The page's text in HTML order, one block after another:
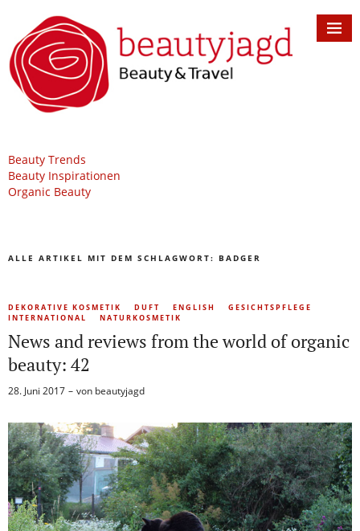
Beauty Trends
Beauty Inspirationen
Organic Beauty
ALLE ARTIKEL MIT DEM SCHLAGWORT: BADGER
DEKORATIVE KOSMETIK DUFT ENGLISH
GESICHTSPFLEGE
INTERNATIONAL
NATURKOSMETIK
News and reviews from the world of organic
beauty: 42
28. Juni 2017 von beautyjagd